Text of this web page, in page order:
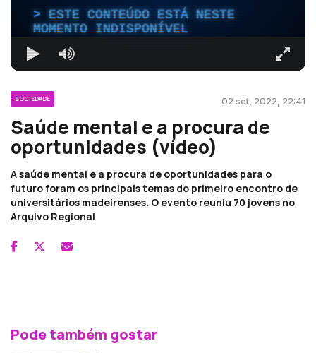
ESTE CONTEÚDO ESTÁ NESTE
MOMENTO INDISPONÍVEL
SOCIEDADE 02 set, 2022, 22:41
Saúde mental e a procura de
oportunidades (vídeo)
A saúde mental e a procura de oportunidades para o
futuro foram os principais temas do primeiro encontro de
universitários madeirenses. O evento reuniu 70 jovens no
Arquivo Regional
Pode também gostar